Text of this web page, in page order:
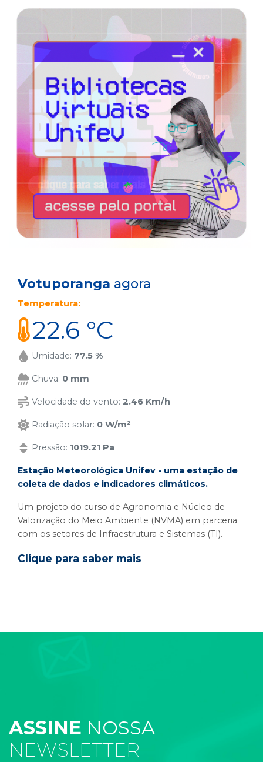
Votuporanga agora
Temperatura:
22.6 °C
Umidade: 77.5 %
Chuva: 0 mm
Velocidade do vento: 2.46 Km/h
Radiação solar: 0 W/m²
Pressão: 1019.21 Pa
Estação Meteorológica Unifev - uma estação de
coleta de dados e indicadores climáticos.
Um projeto do curso de Agronomia e Núcleo de
Valorização do Meio Ambiente (NVMA) em parceria
com os setores de Infraestrutura e Sistemas (TI).
Clique para saber mais
ASSINE NOSSA
NEWSLETTER